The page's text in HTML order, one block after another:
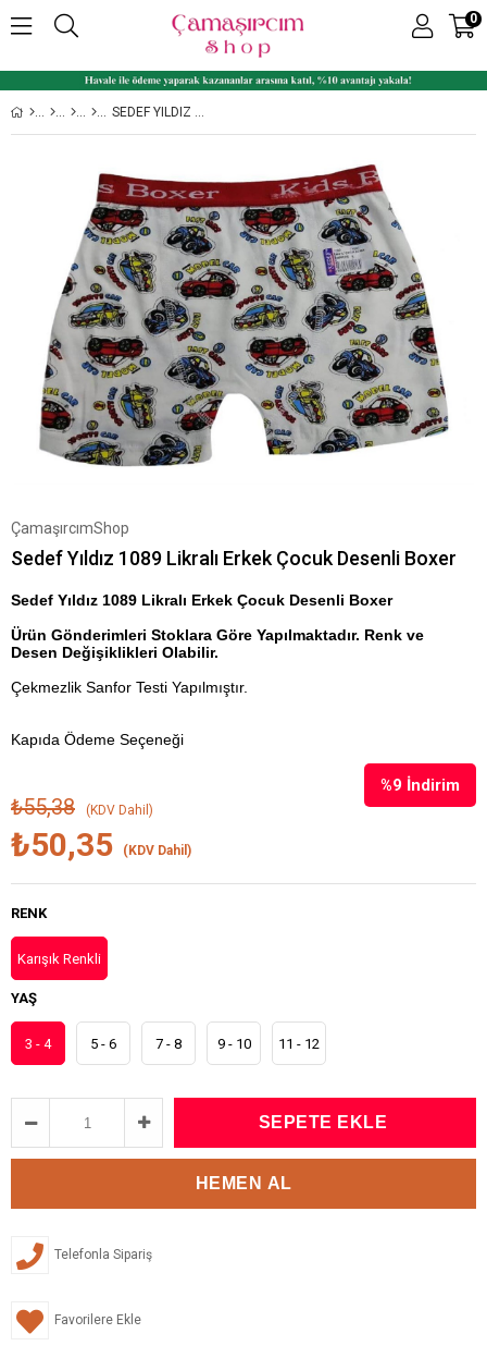
0
SEDEF YILDIZ 1089 LIKRALI ERKEK ÇOCUK DESENLI BOXER
ÇamaşırcımShop
Sedef Yıldız 1089 Likralı Erkek Çocuk Desenli Boxer
Sedef Yıldız 1089 Likralı Erkek Çocuk Desenli Boxer
Ürün Gönderimleri Stoklara Göre Yapılmaktadır. Renk ve
Desen Değişiklikleri Olabilir.
Çekmezlik Sanfor Testi Yapılmıştır.
Kapıda Ödeme Seçeneği
%9 İndirim
₺55,38 (KDV Dahil)
₺50,35 (KDV Dahil)
RENK
Karışık Renkli
YAŞ
3 - 4 5 - 6 7 - 8 9 - 10 11 - 12
Telefonla Sipariş
Favorilere Ekle